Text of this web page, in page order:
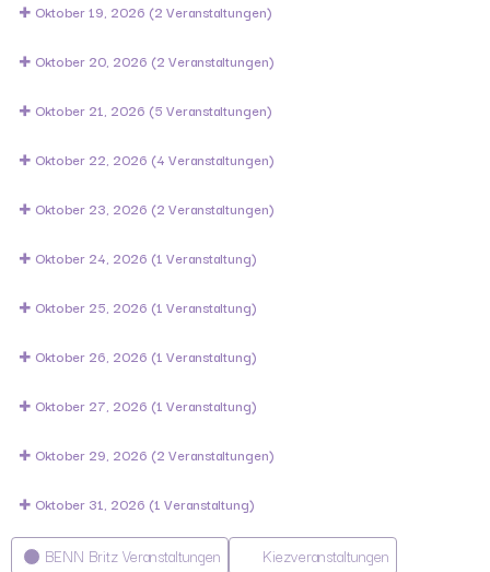
Oktober 19, 2026 (2 Veranstaltungen)
Oktober 20, 2026 (2 Veranstaltungen)
Oktober 21, 2026 (5 Veranstaltungen)
Oktober 22, 2026 (4 Veranstaltungen)
Oktober 23, 2026 (2 Veranstaltungen)
Oktober 24, 2026 (1 Veranstaltung)
Oktober 25, 2026 (1 Veranstaltung)
Oktober 26, 2026 (1 Veranstaltung)
Oktober 27, 2026 (1 Veranstaltung)
Oktober 29, 2026 (2 Veranstaltungen)
Oktober 31, 2026 (1 Veranstaltung)
Kategorien
BENN Britz Veranstaltungen
Kiezveranstaltungen